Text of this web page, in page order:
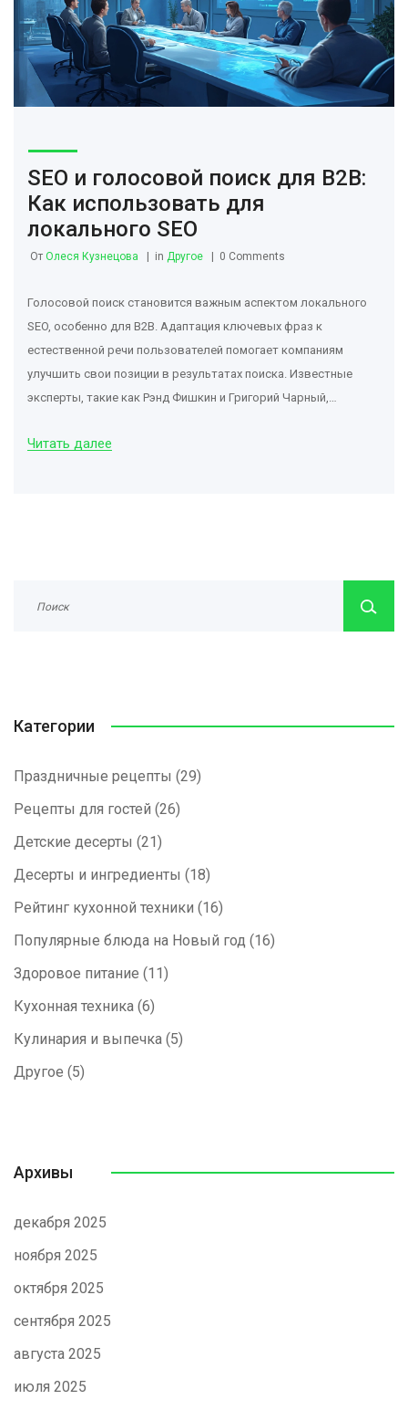
SEO и голосовой поиск для B2B:
Как использовать для
локального SEO
От Олеся Кузнецова in Другое 0 Comments
Голосовой поиск становится важным аспектом локального
SEO, особенно для B2B. Адаптация ключевых фраз к
естественной речи пользователей помогает компаниям
улучшить свои позиции в результатах поиска. Известные
эксперты, такие как Рэнд Фишкин и Григорий Чарный,
поиска. Эта статья предлагает конкретные советы по
Читать далее
Категории
Праздничные рецепты (29)
Рецепты для гостей (26)
Детские десерты (21)
Десерты и ингредиенты (18)
Рейтинг кухонной техники (16)
Популярные блюда на Новый год (16)
Здоровое питание (11)
Кухонная техника (6)
Кулинария и выпечка (5)
Другое (5)
Архивы
декабря 2025
ноября 2025
октября 2025
сентября 2025
августа 2025
июля 2025